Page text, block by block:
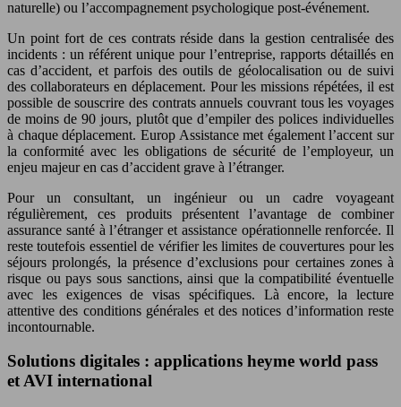
naturelle) ou l’accompagnement psychologique post-événement.
Un point fort de ces contrats réside dans la gestion centralisée des
incidents : un référent unique pour l’entreprise, rapports détaillés en
cas d’accident, et parfois des outils de géolocalisation ou de suivi
des collaborateurs en déplacement. Pour les missions répétées, il est
possible de souscrire des contrats annuels couvrant tous les voyages
de moins de 90 jours, plutôt que d’empiler des polices individuelles
à chaque déplacement. Europ Assistance met également l’accent sur
la conformité avec les obligations de sécurité de l’employeur, un
enjeu majeur en cas d’accident grave à l’étranger.
Pour un consultant, un ingénieur ou un cadre voyageant
régulièrement, ces produits présentent l’avantage de combiner
assurance santé à l’étranger et assistance opérationnelle renforcée. Il
reste toutefois essentiel de vérifier les limites de couvertures pour les
séjours prolongés, la présence d’exclusions pour certaines zones à
risque ou pays sous sanctions, ainsi que la compatibilité éventuelle
avec les exigences de visas spécifiques. Là encore, la lecture
attentive des conditions générales et des notices d’information reste
incontournable.
Solutions digitales : applications heyme world pass
et AVI international